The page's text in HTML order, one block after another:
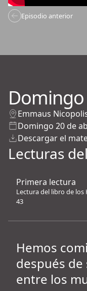
Episodio anterior
Domingo
Emmaus
Domingo 20 de
Descargar el
Lecturas
Primera lectura
Lectura del libro de los
43
Hemos
después
entre los